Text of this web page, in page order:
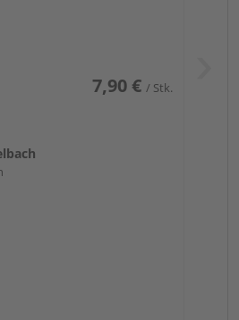
7,90 € / Stk.